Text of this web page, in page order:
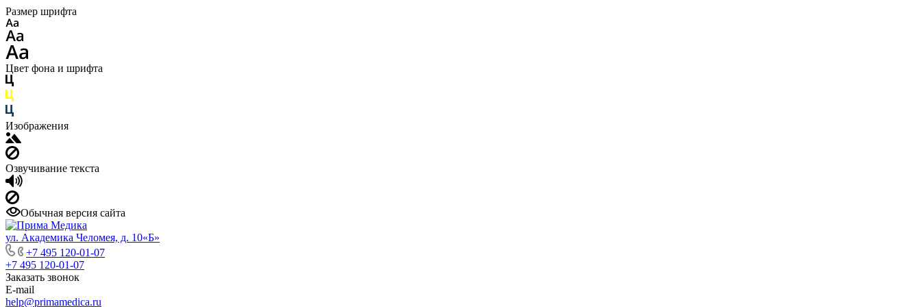
Размер шрифта
Цвет фона и шрифта
Изображения
Озвучивание текста
Обычная версия сайта
ул. Академика Челомея, д. 10«Б»
+7 495 120-01-07
+7 495 120-01-07
Заказать звонок
E-mail
help@primamedica.ru